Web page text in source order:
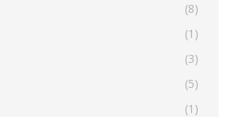
(8)
(1)
(3)
(5)
(1)